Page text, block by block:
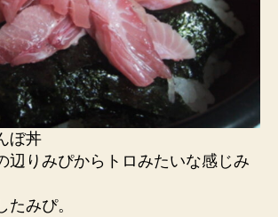
ぼ丼
辺りみぴからトロみたいな感じみ
たみぴ。